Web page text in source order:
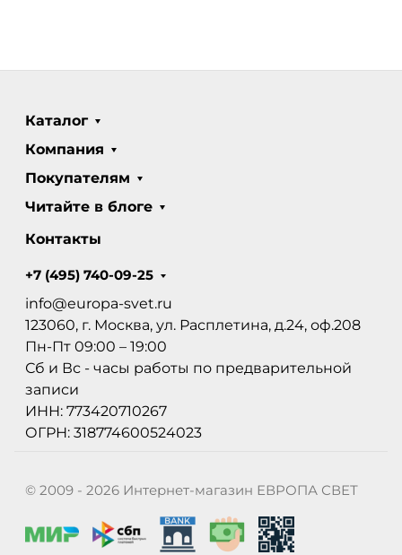
Каталог
Компания
Покупателям
Читайте в блоге
Контакты
+7 (495) 740-09-25
info@europa-svet.ru
123060, г. Москва, ул. Расплетина, д.24, оф.208
Пн-Пт 09:00 – 19:00
Сб и Вс - часы работы по предварительной
записи
ИНН: 773420710267
ОГРН: 318774600524023
© 2009 - 2026 Интернет-магазин ЕВРОПА СВЕТ